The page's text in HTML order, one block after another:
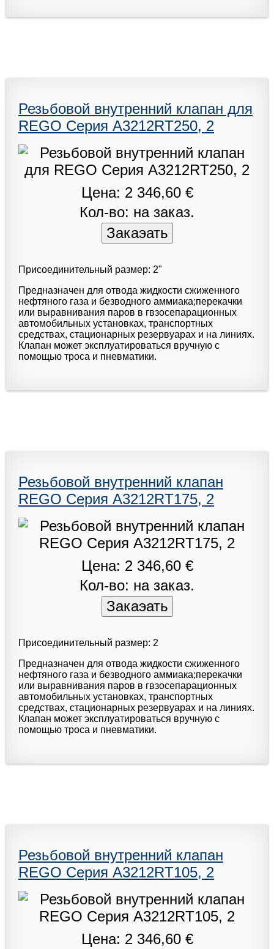
Резьбовой внутренний клапан для
REGO Серия A3212RT250, 2
Цена: 2 346,60 €
Кол-во: на заказ.
Присоединительный размер: 2"
Предназначен для отвода жидкости сжиженного
нефтяного газа и безводного аммиака;перекачки
или выравнивания паров в гвзосепарационных
автомобильных установках, транспортных
средствах, стационарных резервуарах и на линиях.
Клапан может эксплуатироваться вручную с
помощью троса и пневматики.
Резьбовой внутренний клапан
REGO Серия A3212RT175, 2
Цена: 2 346,60 €
Кол-во: на заказ.
Присоединительный размер: 2
Предназначен для отвода жидкости сжиженного
нефтяного газа и безводного аммиака;перекачки
или выравнивания паров в гвзосепарационных
автомобильных установках, транспортных
средствах, стационарных резервуарах и на линиях.
Клапан может эксплуатироваться вручную с
помощью троса и пневматики.
Резьбовой внутренний клапан
REGO Серия A3212RT105, 2
Цена: 2 346,60 €